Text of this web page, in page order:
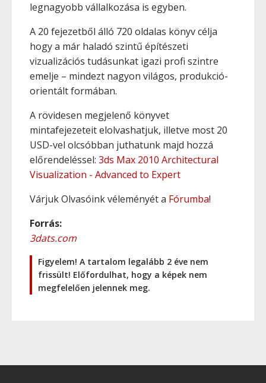
legnagyobb vállalkozása is egyben.
A 20 fejezetből álló 720 oldalas könyv célja
hogy a már haladó szintű építészeti
vizualizációs tudásunkat igazi profi szintre
emelje – mindezt nagyon világos, produkció-
orientált formában.
A rövidesen megjelenő könyvet
mintafejezeteit elolvashatjuk, illetve most 20
USD-vel olcsóbban juthatunk majd hozzá
előrendeléssel: 3ds Max 2010 Architectural
Visualization - Advanced to Expert
Várjuk Olvasóink véleményét a Fórumba!
Forrás:
3dats.com
Figyelem! A tartalom legalább 2 éve nem
frissült! Előfordulhat, hogy a képek nem
megfelelően jelennek meg.